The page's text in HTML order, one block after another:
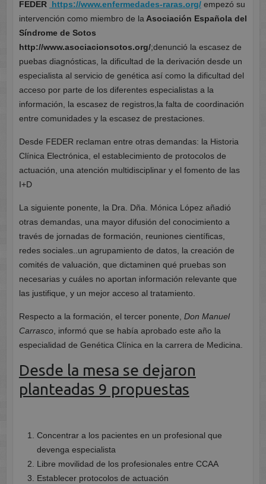
FEDER https://www.enfermedades-raras.org/empezó su
intervención como miembro de laAsociación Española del
Síndrome de Sotos
http://www.asociacionsotos.org/;denunció la escasez de
puebas diagnósticas, la dificultad de la derivación desde un
especialista al servicio de genética así como la dificultad del
acceso por parte de los diferentes especialistas a la
información, la escasez de registros,la falta de coordinación
entre comunidades y la escasez de prestaciones.
Desde FEDER reclaman entre otras demandas: la Historia
Clínica Electrónica, el establecimiento de protocolos de
actuación, una atención multidisciplinar y el fomento de las
I+D
La siguiente ponente, la Dra. Dña. Mónica López añadió
otras demandas, una mayor difusión del conocimiento a
través de jornadas de formación, reuniones científicas,
redes sociales..un agrupamiento de datos, la creación de
comités de valuación, que dictaminen qué pruebas son
necesarias y cuáles no aportan información relevante que
las justifique, y un mejor acceso al tratamiento.
Respecto a la formación, el tercer ponente, Don Manuel
Carrasco, informó que se había aprobado este año la
especialidad de Genética Clínica en la carrera de Medicina.
Desde la mesa se dejaron
planteadas 9 propuestas
Concentrar a los pacientes en un profesional que
devenga especialista
Libre movilidad de los profesionales entre CCAA
Establecer protocolos de actuación